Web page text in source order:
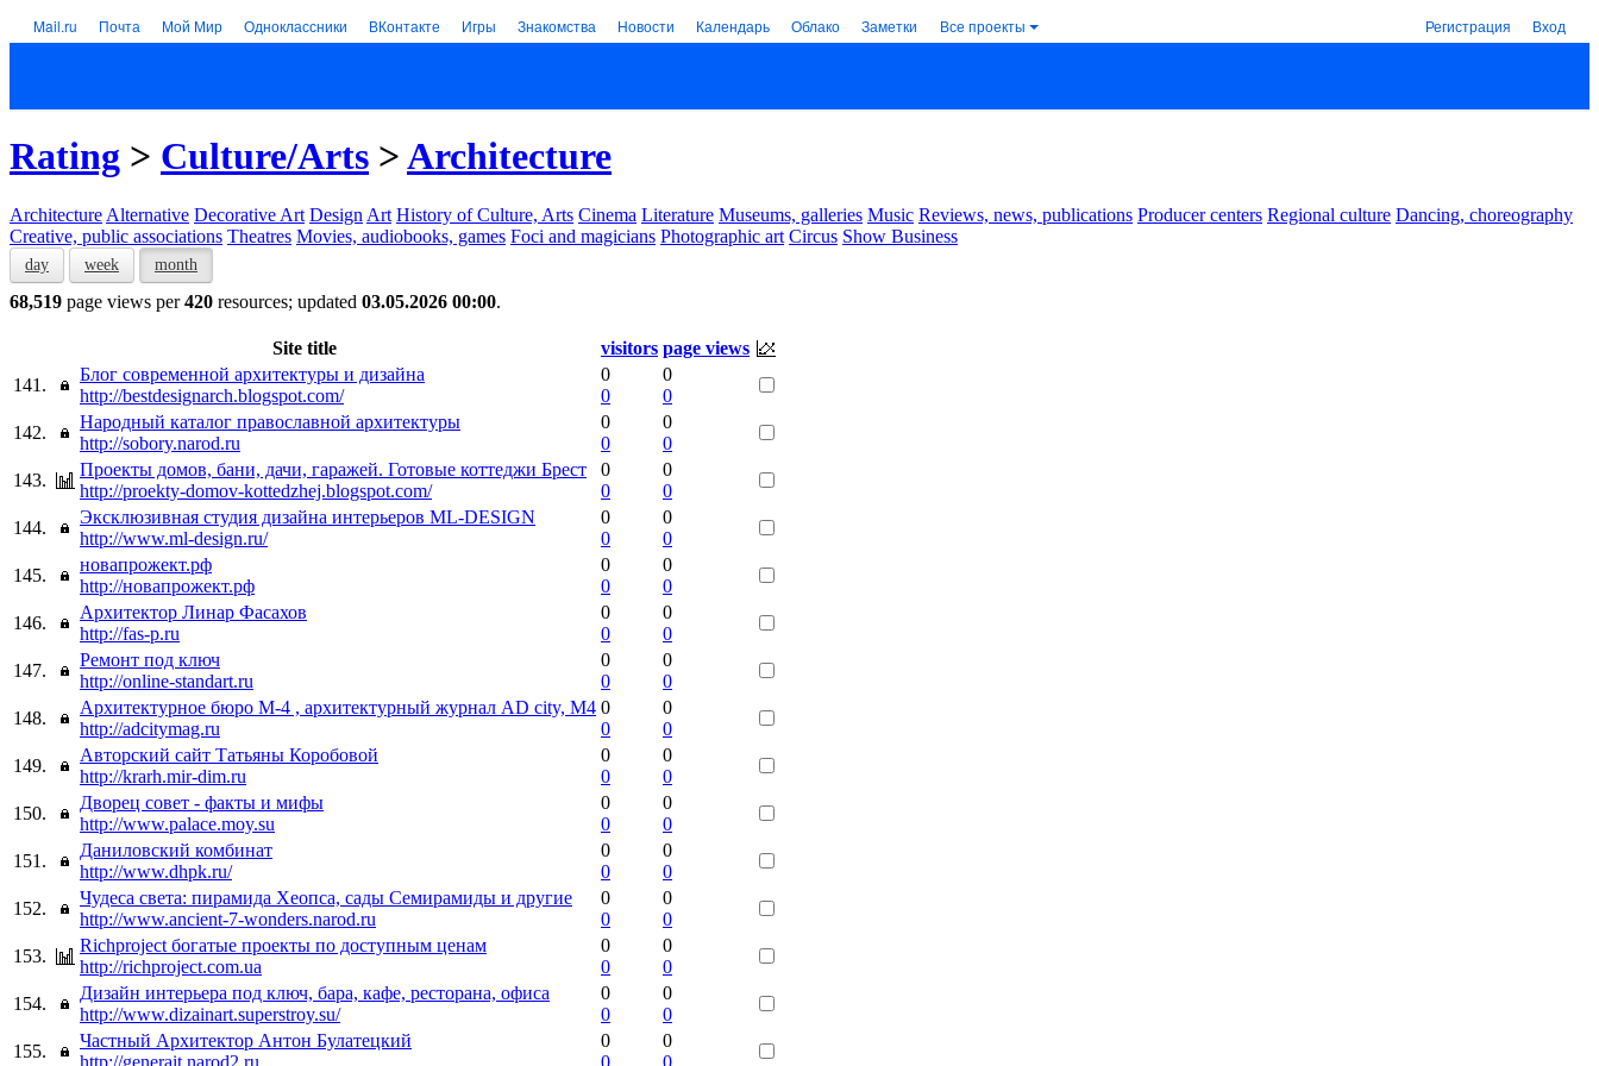
Mail.ru Почта Мой Мир Одноклассники ВКонтакте Игры Знакомства Новости Календарь Облако Заметки Все проекты Регистрация Вход
Rating > Culture/Arts >Architecture
Architecture Alternative Decorative Art Design Art History of Culture, Arts Cinema Literature Museums, galleries Music Reviews, news, publications Producer centers Regional culture Dancing, choreography
Creative, public associations Theatres Movies, audiobooks, games Foci and magicians Photographic art Circus Show Business
day week month
68,519 page views per420 resources; updated 03.05.2026 00:00.
Site title visitors page views
141.
Блог современной архитектуры и дизайна
http://bestdesignarch.blogspot.com/
0
0
0
0
142.
Народный каталог православной архитектуры
http://sobory.narod.ru
0
0
0
0
143.
Проекты домов, бани, дачи, гаражей. Готовые коттеджи Брест
http://proekty-domov-kottedzhej.blogspot.com/
0
0
0
0
144.
Эксклюзивная студия дизайна интерьеров ML-DESIGN
http://www.ml-design.ru/
0
0
0
0
145.
новапрожект.рф
http://новапрожект.рф
0
0
0
0
146.
Архитектор Линар Фасахов
http://fas-p.ru
0
0
0
0
147.
Ремонт под ключ
http://online-standart.ru
0
0
0
0
148.
Архитектурное бюро М-4 , архитектурный журнал AD city, М4
http://adcitymag.ru
0
0
0
0
149.
Авторский сайт Татьяны Коробовой
http://krarh.mir-dim.ru
0
0
0
0
150.
Дворец совет - факты и мифы
http://www.palace.moy.su
0
0
0
0
151.
Даниловский комбинат
http://www.dhpk.ru/
0
0
0
0
152.
Чудеса света: пирамида Хеопса, сады Семирамиды и другие
http://www.ancient-7-wonders.narod.ru
0
0
0
0
153.
Richproject богатые проекты по доступным ценам
http://richproject.com.ua
0
0
0
0
154.
Дизайн интерьера под ключ, бара, кафе, ресторана, офиса
http://www.dizainart.superstroy.su/
0
0
0
0
155.
Частный Архитектор Антон Булатецкий
http://generait.narod2.ru
0
0
0
0